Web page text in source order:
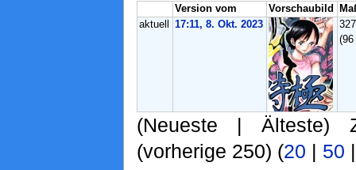
Version vom Vorschaubild
aktuell
17:11, 8. Okt. 2023
(Neueste | Älteste)
(vorherige 250) (20 | 50